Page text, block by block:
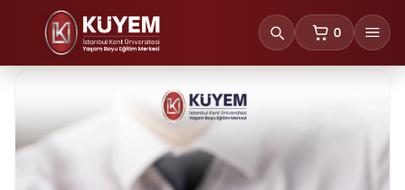
0
sepetteki